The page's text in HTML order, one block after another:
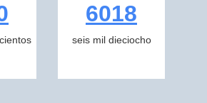
6018
seis mil dieciocho